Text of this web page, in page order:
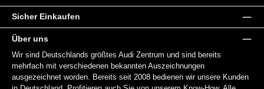
Sicher Einkaufen
Über uns
Wir sind Deutschlands größtes Audi Zentrum und sind bereits
mehrfach mit verschiedenen bekannten Auszeichnungen
ausgezeichnet worden. Bereits seit 2008 bedienen wir unsere Kunden